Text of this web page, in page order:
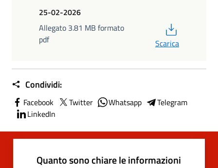
25-02-2026
Allegato 3.81 MB formato
pdf
Scarica
Condividi:
Facebook Twitter Whatsapp
Telegram
LinkedIn
Quanto sono chiare le informazioni